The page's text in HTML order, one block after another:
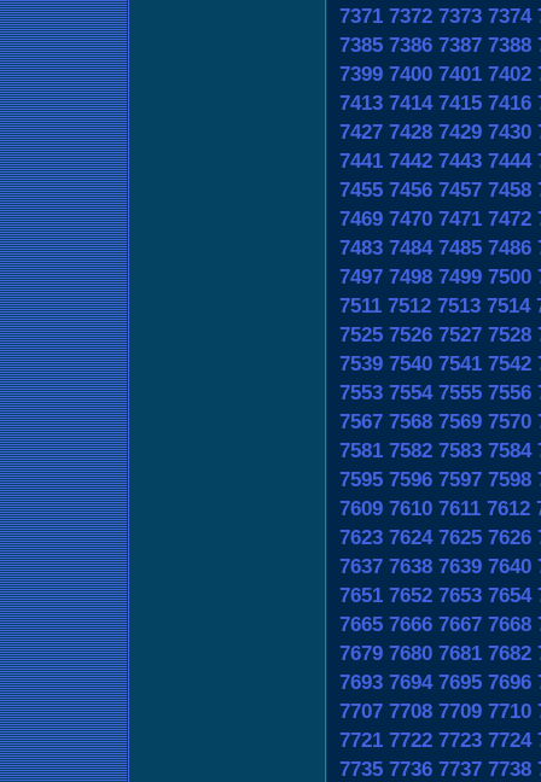
7371 7372 7373 7374
7385 7386 7387 7388
7399 7400 7401 7402
7413 7414 7415 7416
7427 7428 7429 7430
7441 7442 7443 7444
7455 7456 7457 7458
7469 7470 7471 7472
7483 7484 7485 7486
7497 7498 7499 7500
7511 7512 7513 7514
7525 7526 7527 7528
7539 7540 7541 7542
7553 7554 7555 7556
7567 7568 7569 7570
7581 7582 7583 7584
7595 7596 7597 7598
7609 7610 7611 7612
7623 7624 7625 7626
7637 7638 7639 7640
7651 7652 7653 7654
7665 7666 7667 7668
7679 7680 7681 7682
7693 7694 7695 7696
7707 7708 7709 7710
7721 7722 7723 7724
7735 7736 7737 7738